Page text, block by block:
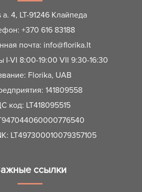
a. 4, LT-91246 Клайпеда
+370 616 83188
почта: info@florika.lt
I-VI 8:00-19:00 VII 9:30-16:30
Florika, UAB
141809558
код: LT418095515
LT497300010079357105
ссылки